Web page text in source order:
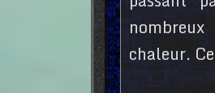
chaleur.